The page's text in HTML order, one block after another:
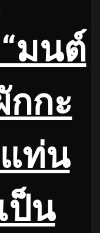
มนต์
กกะ
ท่น
ป็น